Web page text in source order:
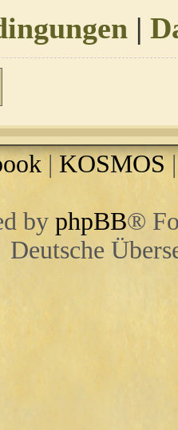
|
|KOSMOS
by phpBB®
Deutsche